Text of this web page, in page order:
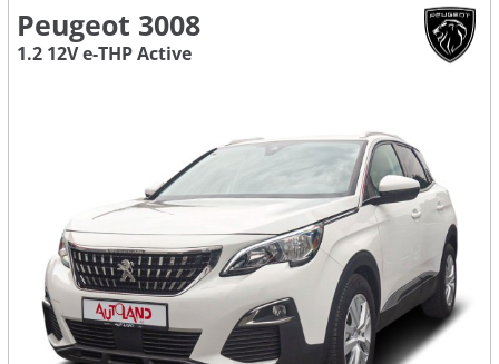
Peugeot 3008
1.2 12V e-THP Active